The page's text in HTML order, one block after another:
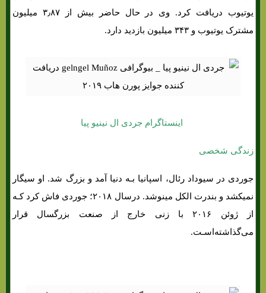
یوتیوب دریافت کرد. وی در حال حاضر بیش از ۳٫۸۷ میلیون
مشترک یوتیوب و ۳۴۳ میلیون بازدید دارد.
اینستاگرام جردی ال نینیو پیا
زندگی شخصی
جوردی در سیوداد رئال، اسپانیا بـه دنیا آمد و بزرگ شد. او سیگار
نمیکشد و بندرت الکل مینوشد. درسال ۲۰۱۸؛ جوردی فاش کرد کـه
از ژوئن ۲۰۱۶ با زنی خارج از صنعت بزرگسال قرار
می‌گذاشته‌اسـت.